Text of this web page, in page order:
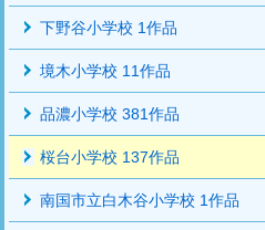
下野谷小学校 1作品
境木小学校 11作品
品濃小学校 381作品
桜台小学校 137作品
南国市立白木谷小学校 1作品